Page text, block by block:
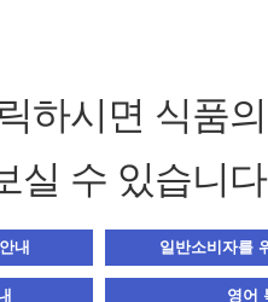
하시면 식품
실 수 있습니